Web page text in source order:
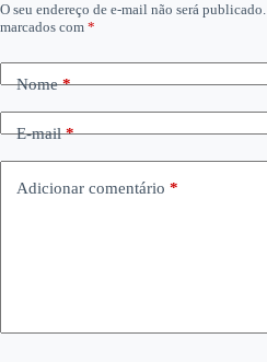
O seu endereço de e-mail não será publicado.
marcados com *
Nome*
E-mail*
Adicionar comentário *